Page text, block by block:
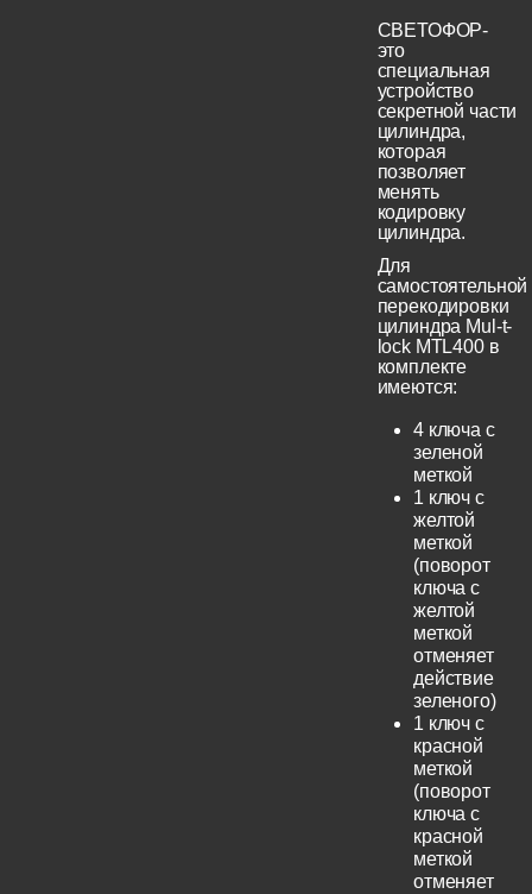
СВЕТОФОР-
это
специальная
устройство
секретной части
цилиндра,
которая
позволяет
менять
кодировку
цилиндра.
Для
самостоятельной
перекодировки
цилиндра Mul-t-
lock MTL400 в
комплекте
имеются:
4 ключа с
зеленой
меткой
1 ключ с
желтой
меткой
(поворот
ключа с
желтой
меткой
отменяет
действие
зеленого)
1 ключ с
красной
меткой
(поворот
ключа с
красной
меткой
отменяет